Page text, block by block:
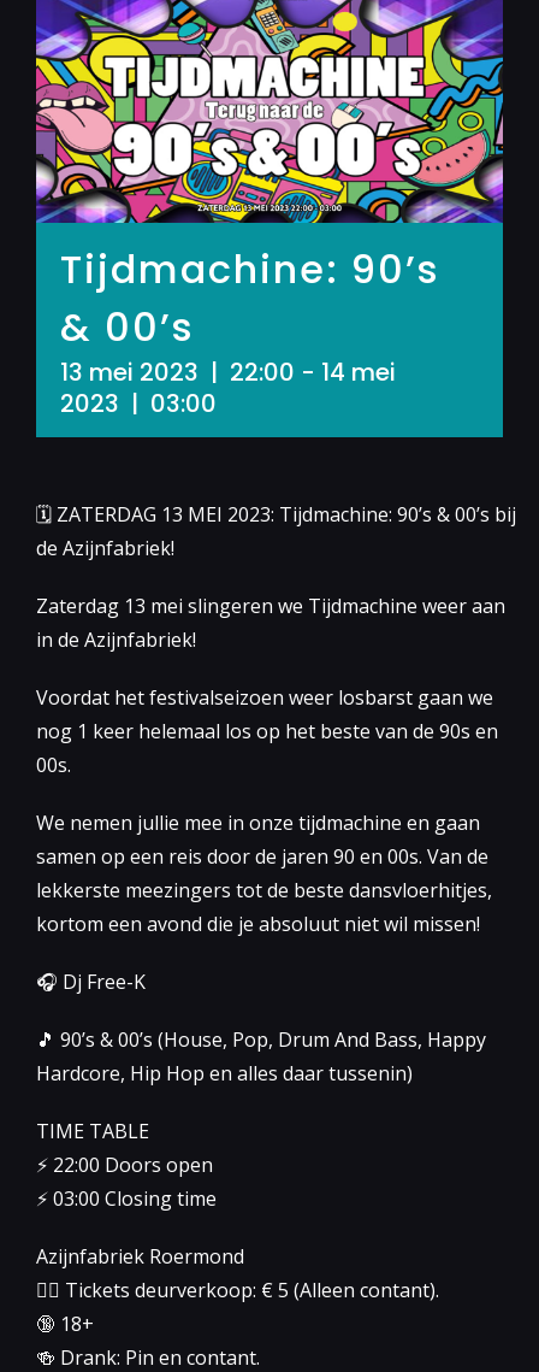
Tijdmachine: 90’s
& 00’s
13 mei 2023 | 22:00 - 14 mei
2023 | 03:00
🗓 ZATERDAG 13 MEI 2023: Tijdmachine: 90’s & 00’s bij
de Azijnfabriek!
Zaterdag 13 mei slingeren we Tijdmachine weer aan
in de Azijnfabriek!
Voordat het festivalseizoen weer losbarst gaan we
nog 1 keer helemaal los op het beste van de 90s en
00s.
We nemen jullie mee in onze tijdmachine en gaan
samen op een reis door de jaren 90 en 00s. Van de
lekkerste meezingers tot de beste dansvloerhitjes,
kortom een avond die je absoluut niet wil missen!
🎧 Dj Free-K
🎵 90’s & 00’s (House, Pop, Drum And Bass, Happy
Hardcore, Hip Hop en alles daar tussenin)
TIME TABLE
⚡️ 22:00 Doors open
⚡️ 03:00 Closing time
Azijnfabriek Roermond
👉🏻 Tickets deurverkoop: € 5 (Alleen contant).
🔞 18+
🍻 Drank: Pin en contant.